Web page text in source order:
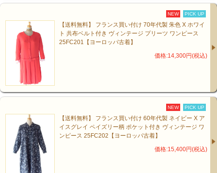
NEW PICK UP
【送料無料】 フランス買い付け 70年代製 朱色 X ホワイ
ト 共布ベルト付き ヴィンテージ プリーツ ワンピース
25FC201【ヨーロッパ古着】
価格:14,300円(税込)
NEW PICK UP
【送料無料】 フランス買い付け 60年代製 ネイビー X ア
イスグレイ ペイズリー柄 ポケット付き ヴィンテージ ワ
ンピース 25FC202【ヨーロッパ古着】
価格:15,400円(税込)